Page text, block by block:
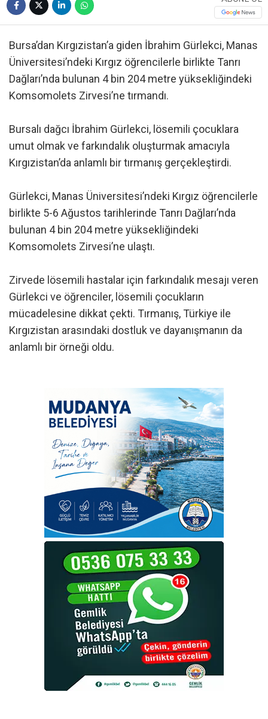
Bursa’dan Kırgızistan’a giden İbrahim Gürlekci, Manas
Üniversitesi’ndeki Kırgız öğrencilerle birlikte Tanrı
Dağları’nda bulunan 4 bin 204 metre yüksekliğindeki
Komsomolets Zirvesi’ne tırmandı.
Bursalı dağcı İbrahim Gürlekci, lösemili çocuklara
umut olmak ve farkındalık oluşturmak amacıyla
Kırgızistan’da anlamlı bir tırmanış gerçekleştirdi.
Gürlekci, Manas Üniversitesi’ndeki Kırgız öğrencilerle
birlikte 5-6 Ağustos tarihlerinde Tanrı Dağları’nda
bulunan 4 bin 204 metre yüksekliğindeki
Komsomolets Zirvesi’ne ulaştı.
Zirvede lösemili hastalar için farkındalık mesajı veren
Gürlekci ve öğrenciler, lösemili çocukların
mücadelesine dikkat çekti. Tırmanış, Türkiye ile
Kırgızistan arasındaki dostluk ve dayanışmanın da
anlamlı bir örneği oldu.